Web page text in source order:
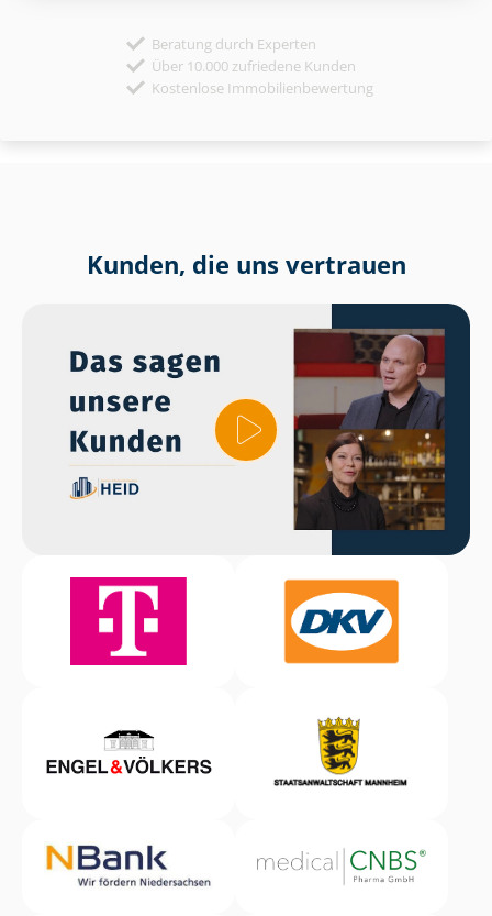
Beratung durch Experten
Über 10.000 zufriedene Kunden
Kostenlose Immobilienbewertung
Kunden, die uns vertrauen